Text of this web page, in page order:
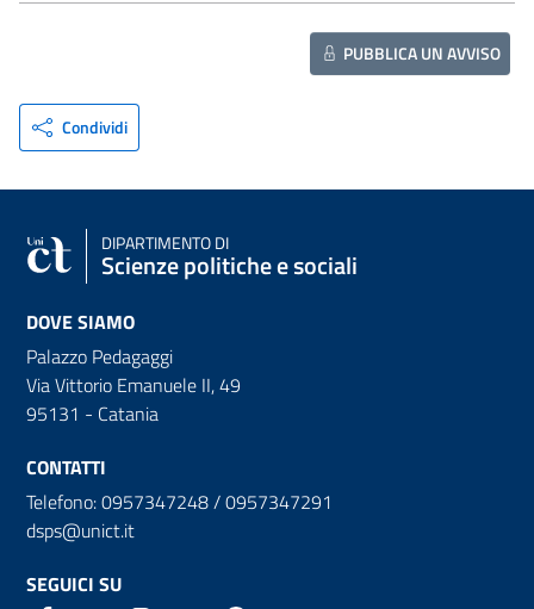
PUBBLICA UN AVVISO
Condividi
DIPARTIMENTO DI
Scienze politiche e sociali
DOVE SIAMO
Palazzo Pedagaggi
Via Vittorio Emanuele II, 49
95131 - Catania
CONTATTI
Telefono: 0957347248 / 0957347291
dsps@unict.it
SEGUICI SU